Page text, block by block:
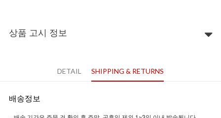
상품 고시 정보
DETAIL SHIPPING & RETURNS
배송정보